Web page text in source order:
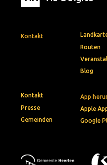
Kontakt
App
Apple
Google
Routen
Blog
Kontakt
Presse
Gemeinden